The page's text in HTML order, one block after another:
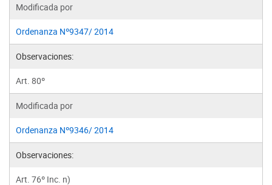
Modificada por
Ordenanza Nº9347/ 2014
Observaciones:
Art. 80º
Modificada por
Ordenanza Nº9346/ 2014
Observaciones:
Art. 76º Inc. n)